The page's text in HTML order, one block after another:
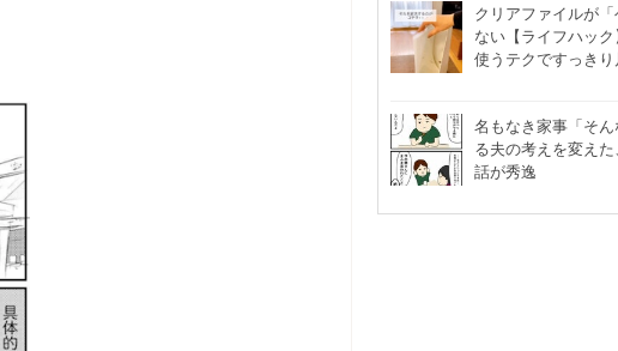
クリアファイルが
ない【ライフハッ
使うテクですっきり
名もなき家事「そ
る夫の考えを変え
話が秀逸